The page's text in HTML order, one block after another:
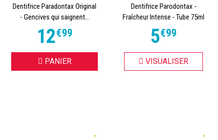
Dentifrice Paradontax Original
- Gencives qui saignent...
12€99
PANIER
Dentifrice Parodontax -
Fraîcheur Intense - Tube 75ml
5€99
VISUALISER